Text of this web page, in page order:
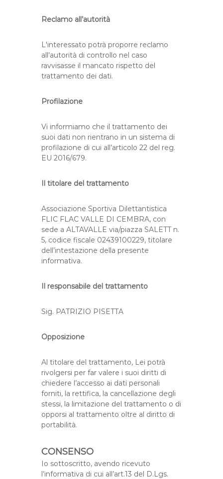
Reclamo all’autorità
L'interessato potrà proporre reclamo
all’autorità di controllo nel caso
ravvisasse il mancato rispetto del
trattamento dei dati.
Profilazione
Vi informiamo che il trattamento dei
suoi dati non rientrano in un sistema di
profilazione di cui all’articolo 22 del reg.
EU 2016/679.
Il titolare del trattamento
Associazione Sportiva Dilettantistica
FLIC FLAC VALLE DI CEMBRA, con
sede a ALTAVALLE via/piazza SALETT n.
5, codice fiscale 02439100229, titolare
dell’intestazione della presente
informativa.
Il responsabile del trattamento
Sig. PATRIZIO PISETTA
Opposizione
Al titolare del trattamento, Lei potrà
rivolgersi per far valere i suoi diritti di
chiedere l’accesso ai dati personali
forniti, la rettifica, la cancellazione degli
stessi, la limitazione del trattamento o di
opporsi al trattamento oltre al diritto di
portabilità.
CONSENSO
Io sottoscritto, avendo ricevuto
l’informativa di cui all’art.13 del D.Lgs.